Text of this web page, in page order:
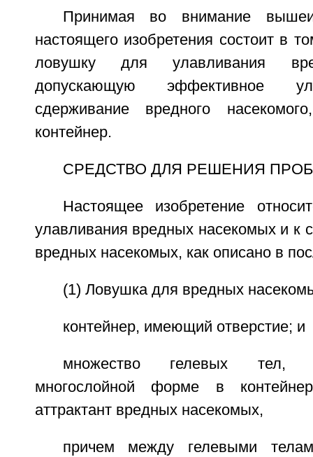
Принимая во внимание
настоящего изобретения состоит в
ловушку для улавливания
допускающую эффективное
сдерживание вредного
контейнер.
СРЕДСТВО ДЛЯ РЕШЕНИЯ
Настоящее изобретение
улавливания вредных насекомых и к
вредных насекомых, как описано в
(1) Ловушка для вредных
контейнер, имеющий отверстие; и
множество гелевых тел,
многослойной форме в
аттрактант вредных насекомых,
причем между гелевыми